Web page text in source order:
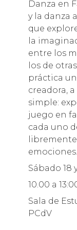
Danza en
y la danza
que
la
entre los
los de
práctica
creadora,
simple:
juego en
cada uno
emociones.
Sábado 18
10.00 a
Sala de
PCdV